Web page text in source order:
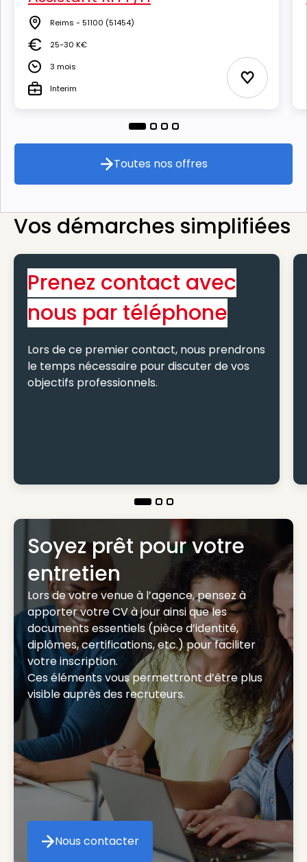
Lieu Reims - 51100 (51454)
Salaire25-30 K€
Durée3 mois
TypeInterim Ajouter
Toutes nos offres
Toutes nos offres
Vos démarches simplifiées
Prenez contact avec
nous par téléphone
Lors de ce premier contact, nous prendrons
le temps nécessaire pour discuter de vos
objectifs professionnels.
Soyez prêt pour votre
entretien
Lors de votre venue à l’agence, pensez à
apporter votre CV à jour ainsi que les
documents essentiels (pièce d’identité,
diplômes, certifications, etc.) pour faciliter
votre inscription.
Ces éléments vous permettront d’être plus
visible auprès des recruteurs.
Nous contacter
Nous contacter